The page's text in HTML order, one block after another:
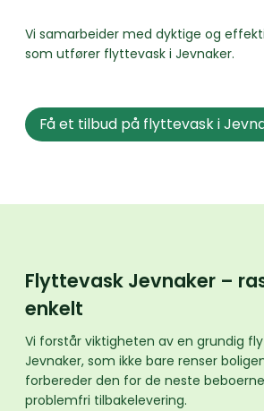
Vi samarbeider med dyktige og
som utfører flyttevask i Jevnaker.
Få et tilbud på flyttevask i
Flyttevask Jevnaker –
enkelt
Vi forstår viktigheten av en grundig
Jevnaker, som ikke bare renser
forbereder den for de neste
problemfri tilbakelevering.